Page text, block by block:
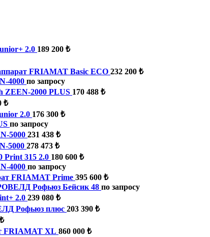
2.0 189 200 ₺
FRIAMAT Basic ECO 232 200 ₺
4000 по запросу
ZEEN-2000 PLUS 170 488 ₺
₺
2.0 176 300 ₺
по запросу
5000 231 438 ₺
5000 278 473 ₺
Print 315 2.0 180 600 ₺
4000 по запросу
FRIAMAT Prime 395 600 ₺
Рофьюз Бейсик 48 по запросу
2.0 239 080 ₺
Рофьюз плюс 203 390 ₺
FRIAMAT XL 860 000 ₺